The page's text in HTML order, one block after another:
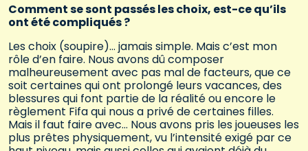
Comment se sont passés les choix, est-ce qu’ils
ont été compliqués ?
Les choix (soupire)… jamais simple. Mais c’est mon
rôle d’en faire. Nous avons dû composer
malheureusement avec pas mal de facteurs, que ce
soit certaines qui ont prolongé leurs vacances, des
blessures qui font partie de la réalité ou encore le
règlement Fifa qui nous a privé de certaines filles.
Mais il faut faire avec… Nous avons pris les joueuses les
plus prêtes physiquement, vu l’intensité exigé par ce